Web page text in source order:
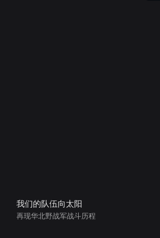
我们的队伍向太阳
再现华北野战军战斗历程